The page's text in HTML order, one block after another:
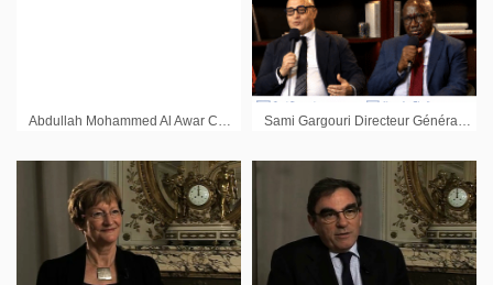
Abdullah Mohammed Al Awar Ceo Dubaï International Financial Center Sami Gargouri Directeur Général BSIC Sénégal et Mamadou Diouf Direction Générale Groupe BSIC : « Il y a un projet d’extension du réseau en Afrique centrale et de l’Est »